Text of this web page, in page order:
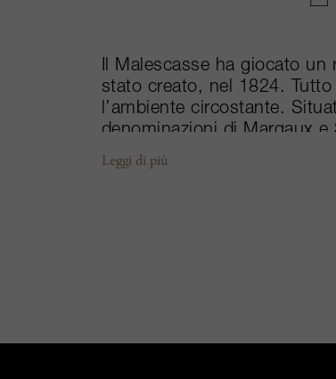
Il Malescasse ha giocato
stato creato, nel 1824.
l’ambiente circostante.
denominazioni di Margaux
Malescasse godono non
vini prodotti qui sono delicati
Leggi di più